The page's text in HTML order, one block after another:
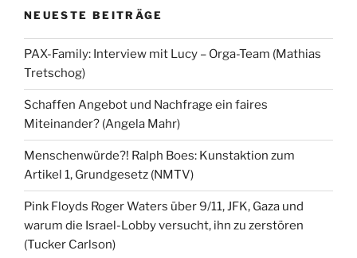
NEUESTE BEITRÄGE
PAX-Family: Interview mit Lucy – Orga-Team (Mathias
Tretschog)
Schaffen Angebot und Nachfrage ein faires
Miteinander? (Angela Mahr)
Menschenwürde?! Ralph Boes: Kunstaktion zum
Artikel 1, Grundgesetz (NMTV)
Pink Floyds Roger Waters über 9/11, JFK, Gaza und
warum die Israel-Lobby versucht, ihn zu zerstören
(Tucker Carlson)